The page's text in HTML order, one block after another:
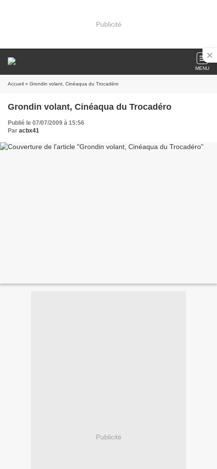
Publicité
MENU
Accueil » Grondin volant, Cinéaqua du Trocadéro
Grondin volant, Cinéaqua du Trocadéro
Publié le 07/07/2009 à 15:56
Par acbx41
Publicité